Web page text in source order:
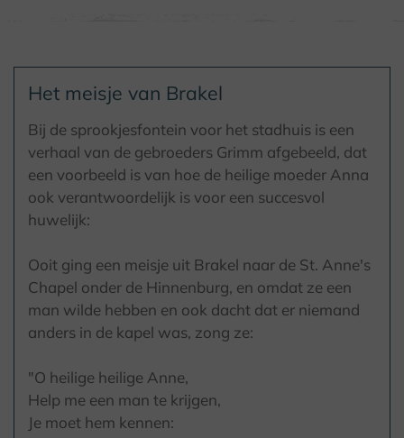
Het meisje van Brakel
Bij de sprookjesfontein voor het stadhuis is een
verhaal van de gebroeders Grimm afgebeeld, dat
een voorbeeld is van hoe de heilige moeder Anna
ook verantwoordelijk is voor een succesvol
huwelijk:
Ooit ging een meisje uit Brakel naar de St. Anne's
Chapel onder de Hinnenburg, en omdat ze een
man wilde hebben en ook dacht dat er niemand
anders in de kapel was, zong ze:
"O heilige heilige Anne,
Help me een man te krijgen,
Je moet hem kennen: